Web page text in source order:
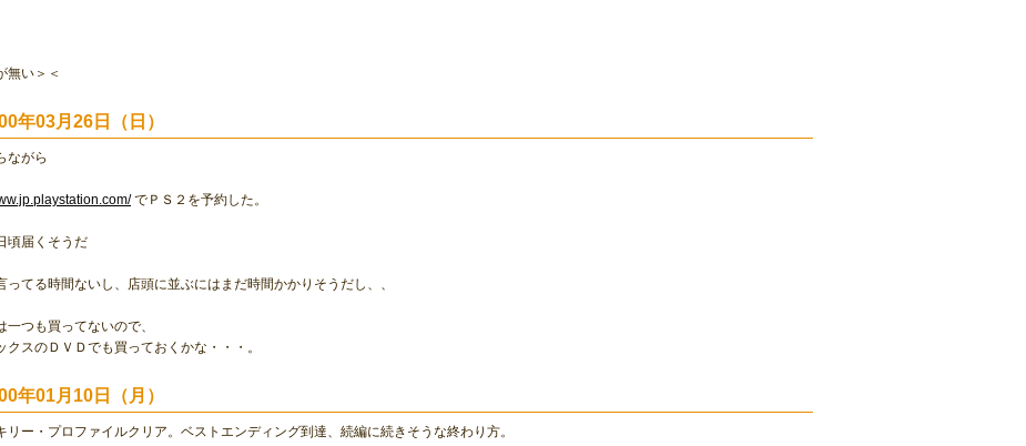
無い＞＜
年03月26日（日）
ながら
でＰＳ２を予約した。
頃届くそうだ
ってる時間ないし、店頭に並ぶにはまだ時間かかりそうだし、、
一つも買ってないので、
クスのＤＶＤでも買っておくかな・・・。
年01月10日（月）
リー・プロファイルクリア。ベストエンディング到達、続編に続きそうな終わり方。